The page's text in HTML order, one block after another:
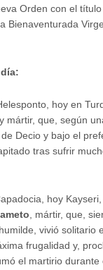
Orden con el
Bienaventurada
hoy en
mártir, que, según
Decio y bajo el
tras sufrir
hoy Kayseri,
, mártir, que,
vivió solitario
frugalidad y,
el martirio durante